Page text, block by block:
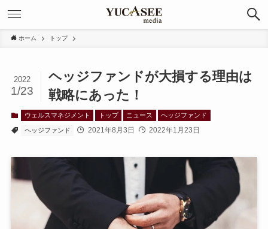
ホーム トップ
ヘッジファンドが大損する理由は
戦略にあった！
2022
1/23
ウェルスマネジメント トップ ニュース ヘッジファンド
ヘッジファンド 2021年8月3日 2022年1月23日